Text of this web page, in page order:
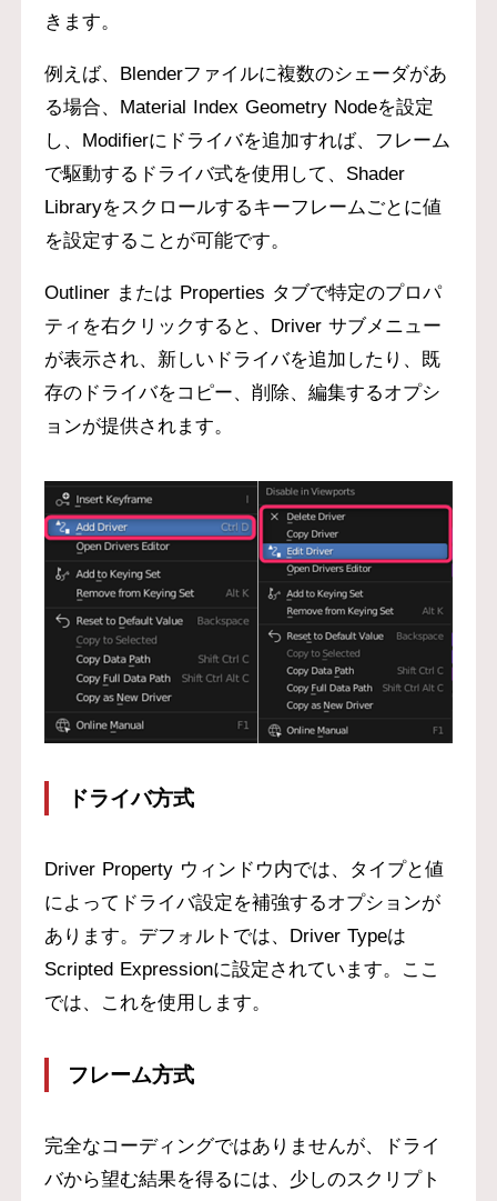
きます。
例えば、Blenderファイルに複数のシェーダがあ
る場合、Material Index Geometry Nodeを設定
し、Modifierにドライバを追加すれば、フレーム
で駆動するドライバ式を使用して、Shader
Libraryをスクロールするキーフレームごとに値
を設定することが可能です。
Outliner または Properties タブで特定のプロパ
ティを右クリックすると、Driver サブメニュー
が表示され、新しいドライバを追加したり、既
存のドライバをコピー、削除、編集するオプシ
ョンが提供されます。
ドライバ方式
Driver Property ウィンドウ内では、タイプと値
によってドライバ設定を補強するオプションが
あります。デフォルトでは、Driver Typeは
Scripted Expressionに設定されています。ここ
では、これを使用します。
フレーム方式
完全なコーディングではありませんが、ドライ
バから望む結果を得るには、少しのスクリプト